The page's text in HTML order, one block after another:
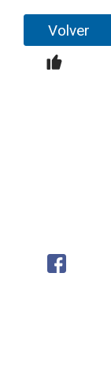
Volver